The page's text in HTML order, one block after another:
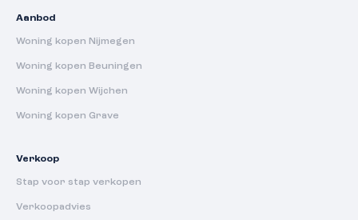
Aanbod
Woning kopen Nijmegen
Woning kopen Beuningen
Woning kopen Wijchen
Woning kopen Grave
Verkoop
Stap voor stap verkopen
Verkoopadvies